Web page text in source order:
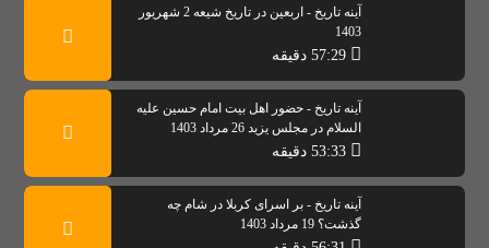
آینه تاریخ - اربعین در تاریخ شیعه 2 شهریور
1403
آینه تاریخ - حضور اهل بیت امام حسین علیه
السلام در مجلس یزید 26 مرداد 1403
آینه تاریخ - بر اسرای کربلا در شام چه
گذشت؟ 19 مرداد 1403